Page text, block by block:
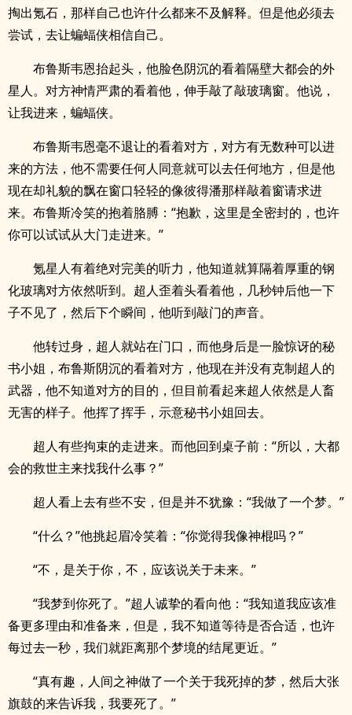
掏出氪石，那样自己也许什么都来不及解释。但是他必须去
尝试，去让蝙蝠侠相信自己。
布鲁斯韦恩抬起头，他脸色阴沉的看着隔壁大都会的外
星人。对方神情严肃的看着他，伸手敲了敲玻璃窗。他说，
让我进来，蝙蝠侠。
布鲁斯韦恩毫不退让的看着对方，对方有无数种可以进
来的方法，他不需要任何人同意就可以去任何地方，但是他
现在却礼貌的飘在窗口轻轻的像彼得潘那样敲着窗请求进
来。布鲁斯冷笑的抱着胳膊：“抱歉，这里是全密封的，也许
你可以试试从大门走进来。”
氪星人有着绝对完美的听力，他知道就算隔着厚重的钢
化玻璃对方依然听到。超人歪着头看着他，几秒钟后他一下
子不见了，然后下个瞬间，他听到敲门的声音。
他转过身，超人就站在门口，而他身后是一脸惊讶的秘
书小姐，布鲁斯阴沉的看着对方，他现在并没有克制超人的
武器，他不知道对方的目的，但目前看起来超人依然是人畜
无害的样子。他挥了挥手，示意秘书小姐回去。
超人有些拘束的走进来。而他回到桌子前：“所以，大都
会的救世主来找我什么事？”
超人看上去有些不安，但是并不犹豫：“我做了一个梦。”
“什么？”他挑起眉冷笑着：“你觉得我像神棍吗？”
“不，是关于你，不，应该说关于未来。”
“我梦到你死了。”超人诚挚的看向他：“我知道我应该准
备更多理由和准备来，但是，我不知道等待是否合适，也许
每过去一秒，我们就距离那个梦境的结尾更近。”
“真有趣，人间之神做了一个关于我死掉的梦，然后大张
旗鼓的来告诉我，我要死了。”